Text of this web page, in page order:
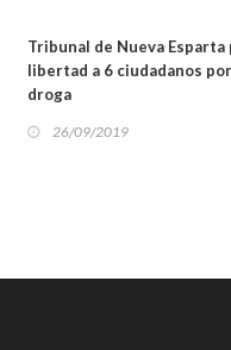
SUCESOS
Tribunal de Nueva Esparta
libertad a 6 ciudadanos
droga
26/09/2019